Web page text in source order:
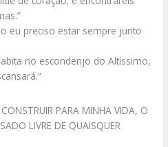
eu preciso estar sempre junto
no esconderijo do Altíssimo,
PARA MINHA VIDA, O
LIVRE DE QUAISQUER